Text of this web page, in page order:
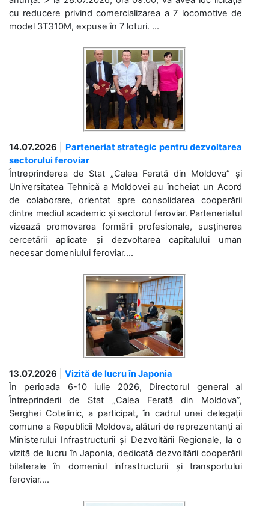
cu reducere privind comercializarea a 7 locomotive de
model 3ТЭ10М, expuse în 7 loturi. ...
14.07.2026
Parteneriat strategic pentru dezvoltarea
sectorului feroviar
Întreprinderea de Stat „Calea Ferată din Moldova” și
Universitatea Tehnică a Moldovei au încheiat un Acord
de colaborare, orientat spre consolidarea cooperării
dintre mediul academic și sectorul feroviar. Parteneriatul
vizează promovarea formării profesionale, susținerea
cercetării aplicate și dezvoltarea capitalului uman
necesar domeniului feroviar....
13.07.2026
Vizită de lucru în Japonia
În perioada 6-10 iulie 2026, Directorul general al
Întreprinderii de Stat „Calea Ferată din Moldova”,
Serghei Cotelinic, a participat, în cadrul unei delegații
comune a Republicii Moldova, alături de reprezentanți ai
Ministerului Infrastructurii și Dezvoltării Regionale, la o
vizită de lucru în Japonia, dedicată dezvoltării cooperării
bilaterale în domeniul infrastructurii și transportului
feroviar....